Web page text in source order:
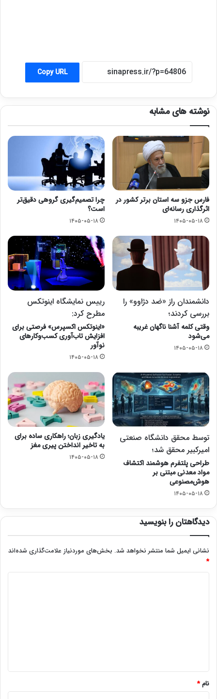
Copy URL
نوشته های مشابه
فارس جزو سه استان برتر کشور در
اثرگذاری رسانه‌ای
۱۴۰۵-۰۵-۱۸
چرا تصمیم‌گیری گروهی دقیق‌تر
است؟
۱۴۰۵-۰۵-۱۸
دانشمندان راز «ضد دژاوو» را
بررسی کردند؛
وقتی کلمه آشنا ناگهان غریبه
می‌شود
۱۴۰۵-۰۵-۱۸
رییس نمایشگاه اینوتکس
مطرح کرد:
«اینوتکس اکسپرس» فرصتی برای
افزایش تاب‌آوری کسب‌وکارهای
نوآور
۱۴۰۵-۰۵-۱۸
توسط محقق دانشگاه صنعتی
امیرکبیر محقق شد؛
طراحی پلتفرم هوشمند اکتشاف
مواد معدنی مبتنی بر
هوش‌مصنوعی
۱۴۰۵-۰۵-۱۸
یادگیری زبان؛ راهکاری ساده برای
به تاخیر انداختن پیری مغز
۱۴۰۵-۰۵-۱۸
دیدگاهتان را بنویسید
نشانی ایمیل شما منتشر نخواهد شد. بخش‌های موردنیاز علامت‌گذاری شده‌اند
*
نام*